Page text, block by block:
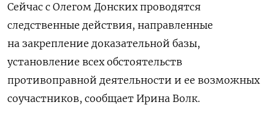
Сейчас с Олегом Донских проводятся
следственные действия, направленные
на закрепление доказательной базы,
установление всех обстоятельств
противоправной деятельности и ее возможных
соучастников, сообщает Ирина Волк.